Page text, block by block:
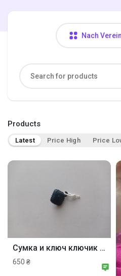
Discover Gruppen
Nach
Products
Latest Price High Price
Сумка и ключ ключик куклы Эбби монстер хай базовая monster high mattel.
650 ₴